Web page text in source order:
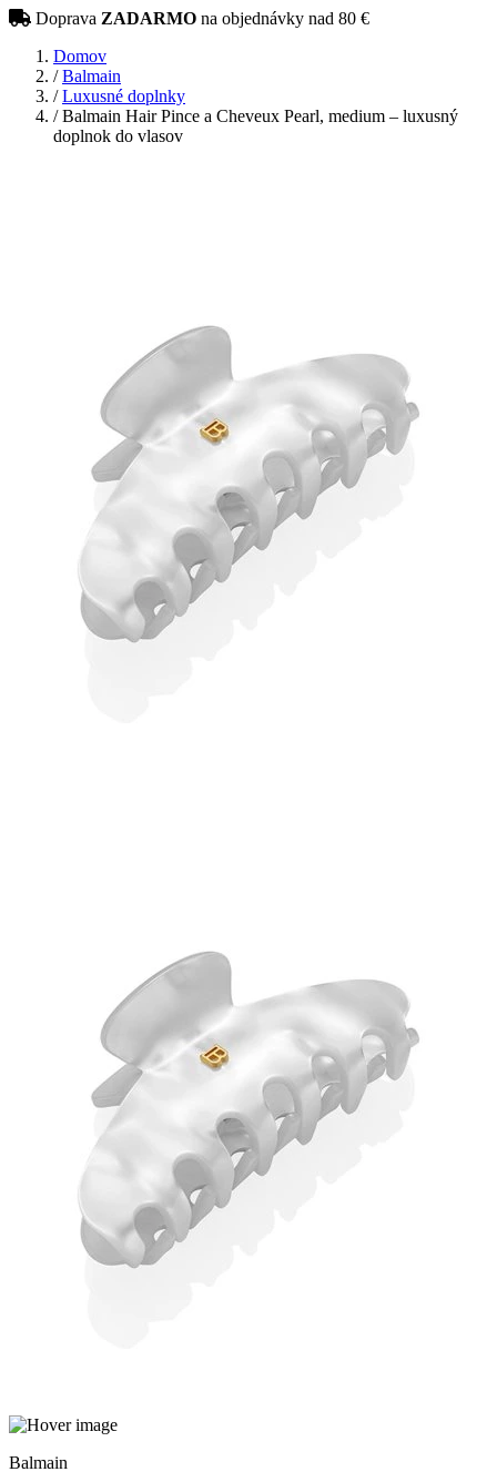
Doprava ZADARMO na objednávky nad 80 €
Domov
/ Balmain
/ Luxusné doplnky
/Balmain Hair Pince a Cheveux Pearl, medium – luxusný
doplnok do vlasov
Balmain